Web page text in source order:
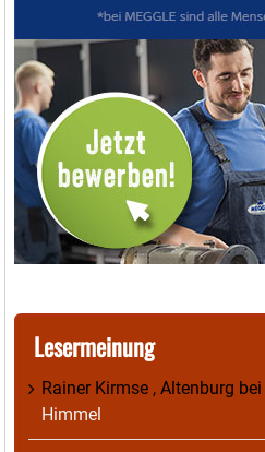
Lesermeinung
Rainer Kirmse , Altenburg bei
Himmel